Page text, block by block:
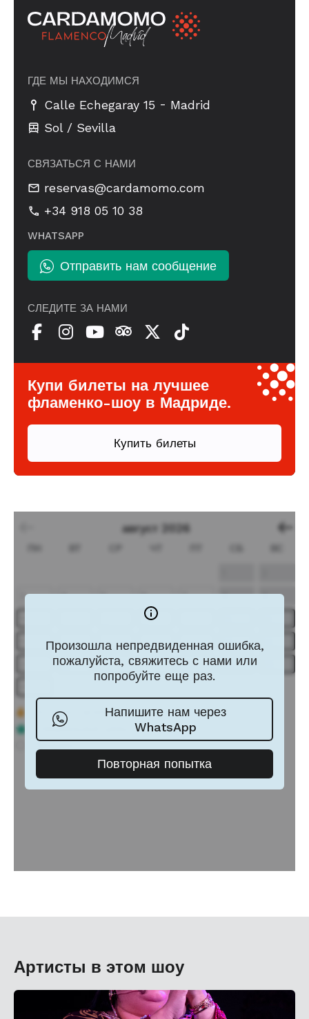
ГДЕ МЫ НАХОДИМСЯ
Calle Echegaray 15 - Madrid
Sol / Sevilla
СВЯЗАТЬСЯ С НАМИ
reservas@cardamomo.com
+34 918 05 10 38
WHATSAPP
Отправить нам сообщение
СЛЕДИТЕ ЗА НАМИ
Купи билеты на лучшее
фламенко-шоу в Мадриде.
Купить билеты
Артисты в этом шоу